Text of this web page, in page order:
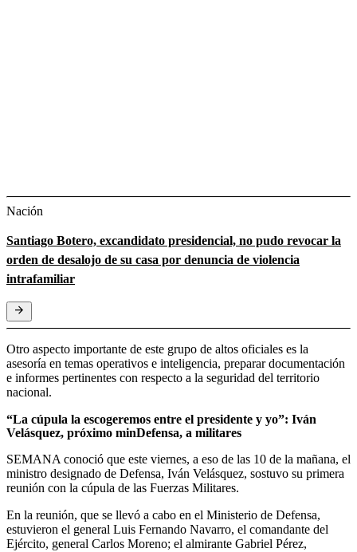
Nación
Santiago Botero, excandidato presidencial, no pudo revocar la
orden de desalojo de su casa por denuncia de violencia
intrafamiliar
Otro aspecto importante de este grupo de altos oficiales es la
asesoría en temas operativos e inteligencia, preparar documentación
e informes pertinentes con respecto a la seguridad del territorio
nacional.
“La cúpula la escogeremos entre el presidente y yo”: Iván
Velásquez, próximo minDefensa, a militares
SEMANA conoció que este viernes, a eso de las 10 de la mañana, el
ministro designado de Defensa, Iván Velásquez, sostuvo su primera
reunión con la cúpula de las Fuerzas Militares.
En la reunión, que se llevó a cabo en el Ministerio de Defensa,
estuvieron el general Luis Fernando Navarro, el comandante del
Ejército, general Carlos Moreno; el almirante Gabriel Pérez,